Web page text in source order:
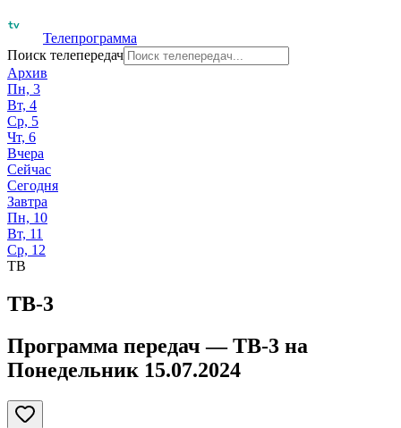
Телепрограмма
Поиск телепередач
Архив
Пн, 3
Вт, 4
Ср, 5
Чт, 6
Вчера
Сейчас
Сегодня
Завтра
Пн, 10
Вт, 11
Ср, 12
ТВ
ТВ-3
Программа передач —ТВ-3 на
Понедельник 15.07.2024